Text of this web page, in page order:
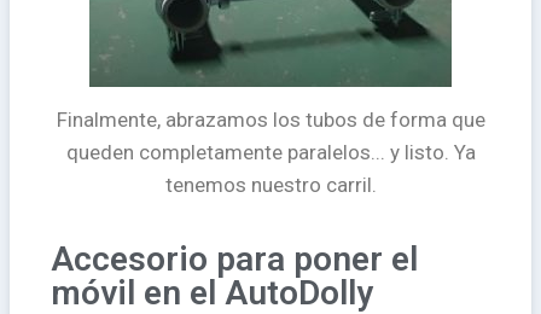
Finalmente, abrazamos los tubos de forma que
queden completamente paralelos... y listo. Ya
tenemos nuestro carril.
Accesorio para poner el
móvil en el AutoDolly